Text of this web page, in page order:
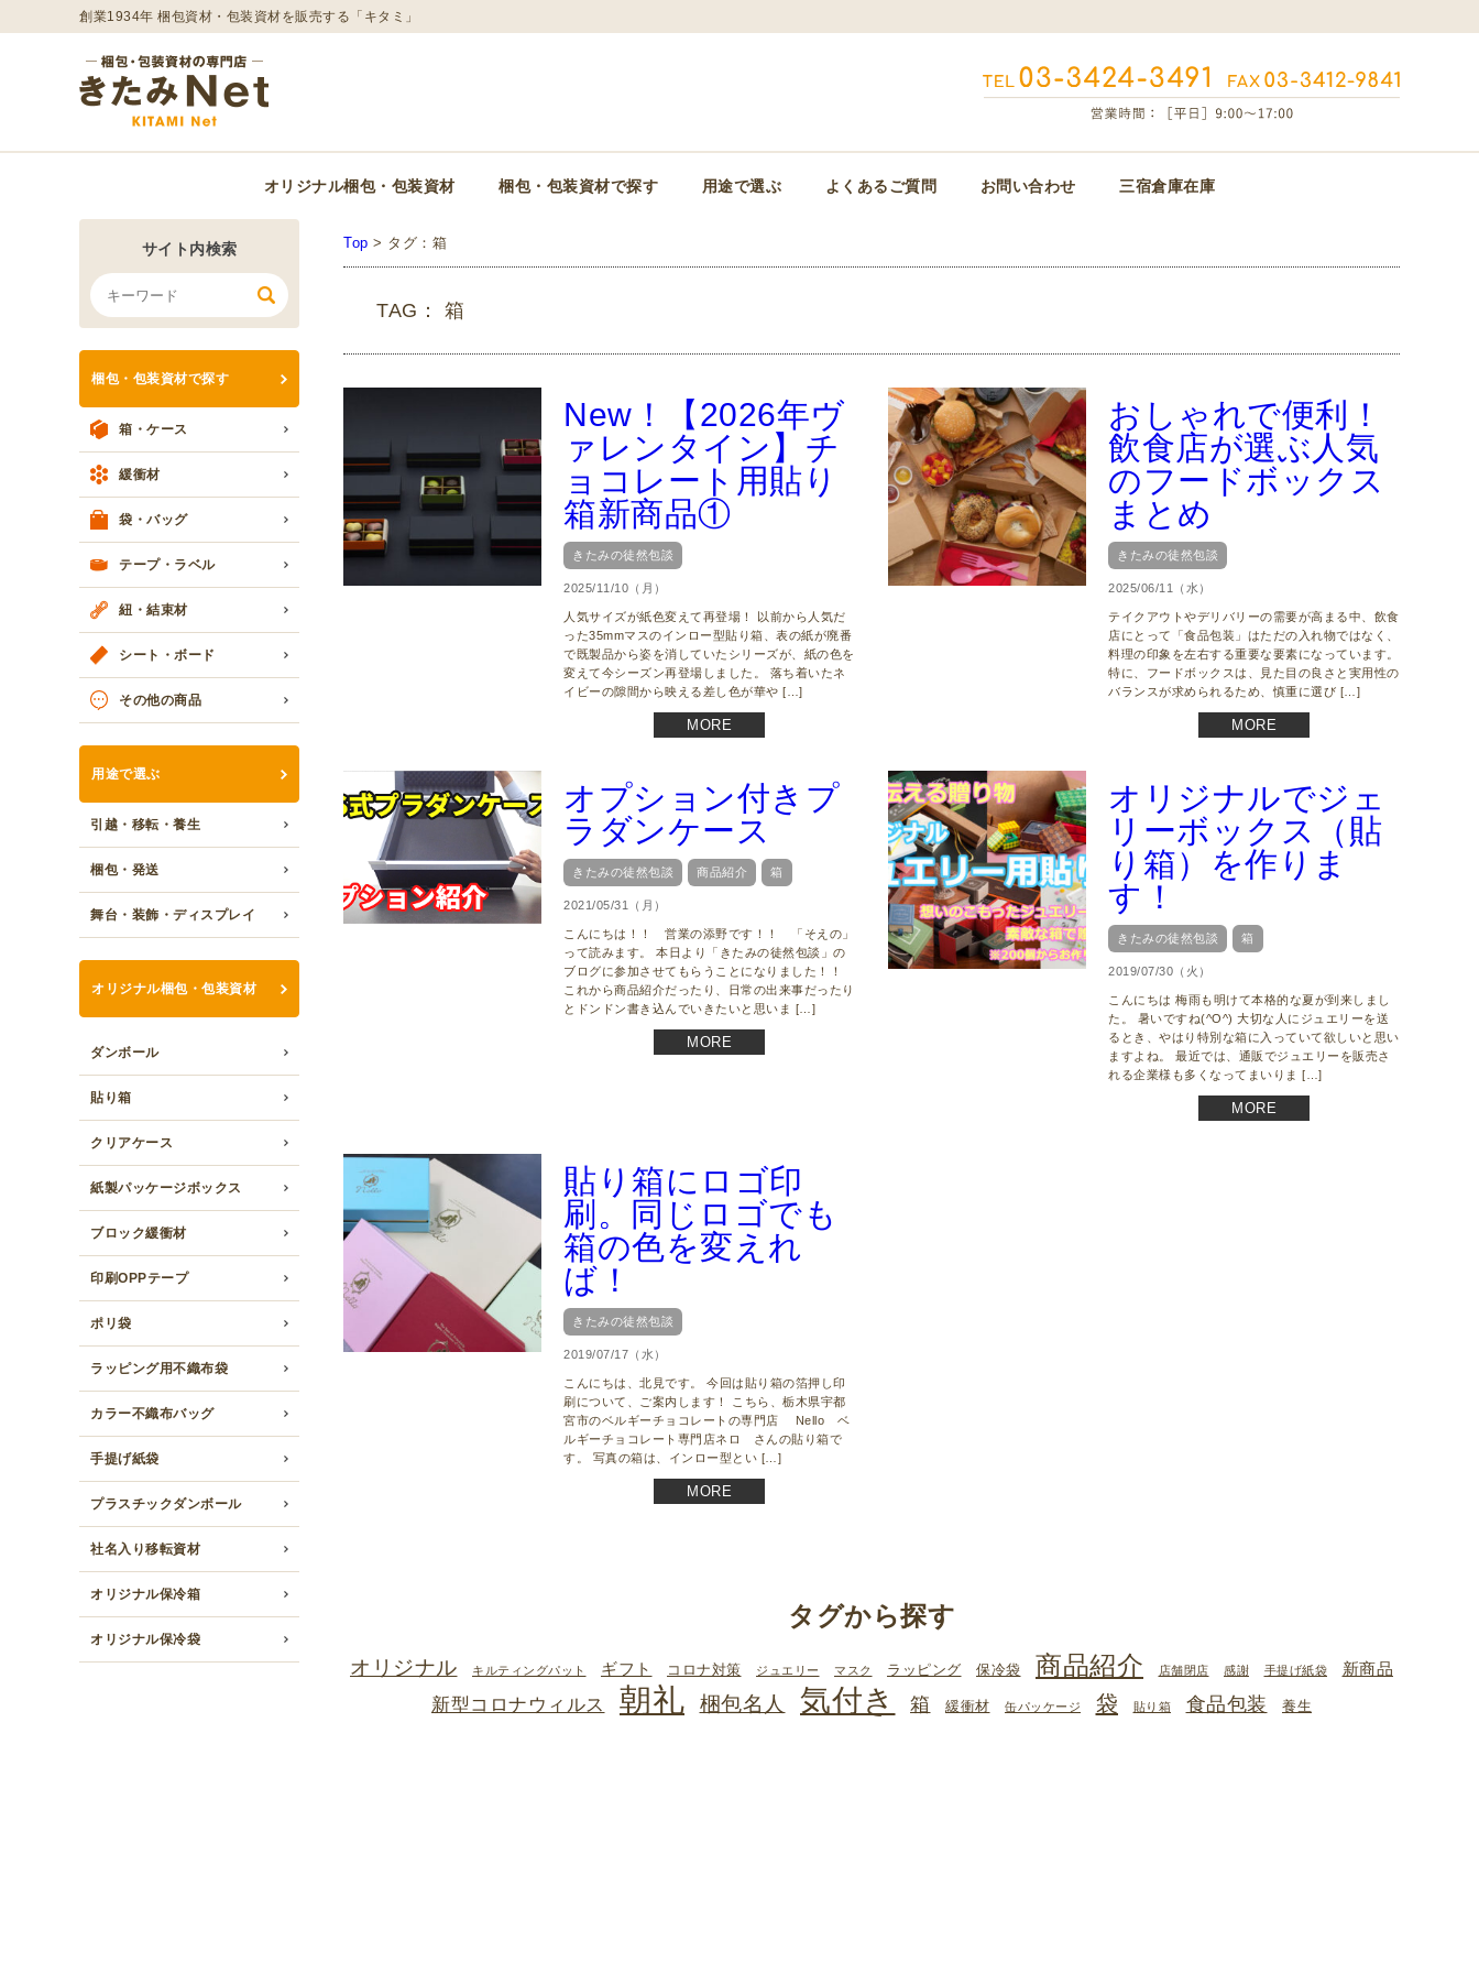
創業1934年 梱包資材・包装資材を販売する「キタミ」
オリジナル梱包・包装資材 梱包・包装資材で探す 用途で選ぶ よくあるご質問 お問い合わせ 三宿倉庫在庫
サイト内検索
梱包・包装資材で探す
箱・ケース
緩衝材
袋・バッグ
テープ・ラベル
紐・結束材
シート・ボード
その他の商品
用途で選ぶ
引越・移転・養生
梱包・発送
舞台・装飾・ディスプレイ
オリジナル梱包・包装資材
ダンボール
貼り箱
クリアケース
紙製パッケージボックス
ブロック緩衝材
印刷OPPテープ
ポリ袋
ラッピング用不織布袋
カラー不織布バッグ
手提げ紙袋
プラスチックダンボール
社名入り移転資材
オリジナル保冷箱
オリジナル保冷袋
Top > タグ：箱
TAG： 箱
New！【2026年ヴ
ァレンタイン】チ
ョコレート用貼り
箱新商品①
きたみの徒然包談
2025/11/10（月）
人気サイズが紙色変えて再登場！ 以前から人気だ
った35mmマスのインロー型貼り箱、表の紙が廃番
で既製品から姿を消していたシリーズが、紙の色を
変えて今シーズン再登場しました。 落ち着いたネ
イビーの隙間から映える差し色が華や […]
MORE
おしゃれで便利！
飲食店が選ぶ人気
のフードボックス
まとめ
きたみの徒然包談
2025/06/11（水）
テイクアウトやデリバリーの需要が高まる中、飲食
店にとって「食品包装」はただの入れ物ではなく、
料理の印象を左右する重要な要素になっています。
特に、フードボックスは、見た目の良さと実用性の
バランスが求められるため、慎重に選び […]
MORE
オプション付きプ
ラダンケース
きたみの徒然包談 商品紹介 箱
2021/05/31（月）
こんにちは！！ 営業の添野です！！ 「そえの」
って読みます。 本日より「きたみの徒然包談」の
ブログに参加させてもらうことになりました！！
これから商品紹介だったり、日常の出来事だったり
とドンドン書き込んでいきたいと思いま […]
MORE
オリジナルでジェ
リーボックス（貼
り箱）を作りま
す！
きたみの徒然包談 箱
2019/07/30（火）
こんにちは 梅雨も明けて本格的な夏が到来しまし
た。 暑いですね(^O^) 大切な人にジュエリーを送
るとき、やはり特別な箱に入っていて欲しいと思い
ますよね。 最近では、通販でジュエリーを販売さ
れる企業様も多くなってまいりま […]
MORE
貼り箱にロゴ印
刷。同じロゴでも
箱の色を変えれ
ば！
きたみの徒然包談
2019/07/17（水）
こんにちは、北見です。 今回は貼り箱の箔押し印
刷について、ご案内します！ こちら、栃木県宇都
宮市のベルギーチョコレートの専門店 Nello ベ
ルギーチョコレート専門店ネロ さんの貼り箱で
す。 写真の箱は、インロー型とい […]
MORE
タグから探す
オリジナル キルティングパット ギフト コロナ対策 ジュエリー マスク ラッピング 保冷袋 商品紹介 店舗閉店 感謝 手提げ紙袋 新商品
新型コロナウィルス 朝礼 梱包名人 気付き 箱 緩衝材 缶パッケージ 袋 貼り箱 食品包装 養生